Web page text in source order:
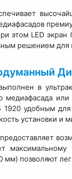
этом LED
решением для
в
медиафасада
1920 удобным
установки
позволяют